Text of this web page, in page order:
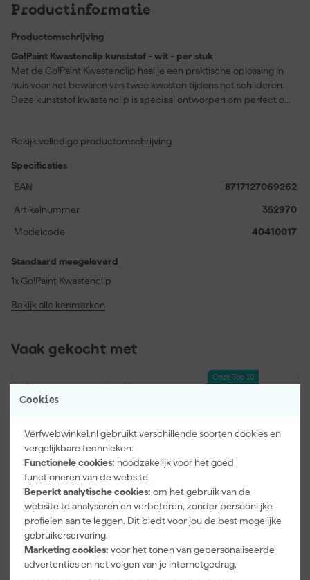
Cookies
Verfwebwinkel.nl gebruikt verschillende soorten cookies en
vergelijkbare technieken:
Functionele cookies: noodzakelijk voor het goed
functioneren van de website.
Beperkt analytische cookies: om het gebruik van de
website te analyseren en verbeteren, zonder persoonlijke
profielen aan te leggen. Dit biedt voor jou de best mogelijke
gebruikerservaring.
Marketing cookies: voor het tonen van gepersonaliseerde
advertenties en het volgen van je internetgedrag.
Productinformatie
Productomschrijving
Go!Paint Kwastenclip kunststof - wit - per stuk
Met de Go!Paint Kwastenclip haal je een praktische oplossing in
huis voor het bewaren van twee kwasten tijdens het schilderen.
Deze kunststof kwastenclip is speciaal ontworpen om perfect op
geknoei of rommel. De stevige clip houdt de kwasten netjes op
binnen handbereik zijn. De witte kleur zorgt voor een frisse,
neutrale uitstraling die goed past bij elk type schildersmateriaal.
gaan.
Bekijk volledige productomschrijving
Specificaties
EAN
8717127069262
Artikelnummer 352970
Modelcode 40410017
Standaard meegeleverd
1x Go!Paint Kwastenclip
Bekijk alle kenmerken
Vaak gekocht met
Paintura
Lucamax
Washi tape -
50mx24mm
Morgen
Go!Paint
Verfbak -
10cm Roller -
15 x 32 cm + 5
Morgen
Onze Top 10
Rilly Multi
Verfreiniger –
0,5L
Morgen